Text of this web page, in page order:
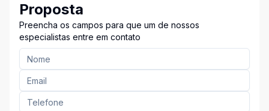
Proposta
Preencha os campos para que um de nossos
especialistas entre em contato